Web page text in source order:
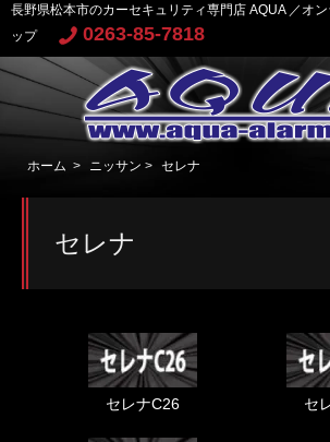
長野県松本市のカーセキュリティ専門店 AQUA ／オン
ップ
0263-85-7818
ホーム > ニッサン > セレナ
セレナ
セレナC26 セ